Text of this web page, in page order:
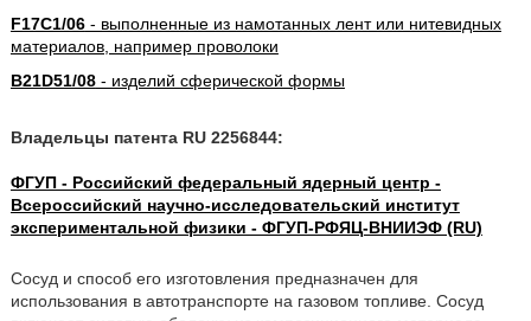
F17C1/06- выполненные из намотанных лент или нитевидных
материалов, например проволоки
B21D51/08- изделий сферической формы
Владельцы патента RU 2256844:
ФГУП - Российский федеральный ядерный центр -
Всероссийский научно-исследовательский институт
экспериментальной физики - ФГУП-РФЯЦ-ВНИИЭФ (RU)
Сосуд и способ его изготовления предназначен для
использования в автотранспорте на газовом топливе. Сосуд